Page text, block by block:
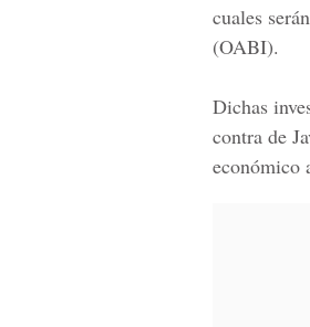
cuales
(OABI).
Dichas
contra de
económico